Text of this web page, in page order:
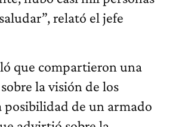
relató el jefe
que compartieron una
la visión de los
posibilidad de un armado